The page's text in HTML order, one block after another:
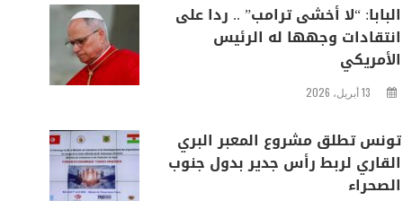
البابا: “لا أخشى ترامب” .. ردا على
انتقادات وجهها له الرئيس
الأمريكي
13 أبريل، 2026
تونس تطلق مشروع المعبر البري
القاري لربط رأس جدير بدول جنوب
الصحراء